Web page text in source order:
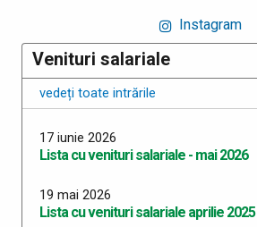
Instagram
Venituri salariale
vedeți toate intrările
17 iunie 2026
Lista cu venituri salariale - mai 2026
19 mai 2026
Lista cu venituri salariale aprilie 2025